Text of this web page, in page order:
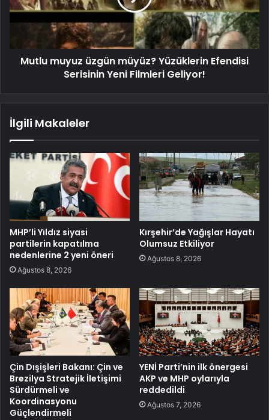
Mutlu muyuz üzgün müyüz? Yüzüklerin Efendisi
Serisinin Yeni Filmleri Geliyor!
İlgili Makaleler
MHP’li Yıldız siyasi
partilerin kapatılma
nedenlerine 2 yeni öneri
Ağustos 8, 2026
Kırşehir’de Yağışlar Hayatı
Olumsuz Etkiliyor
Ağustos 8, 2026
Çin Dışişleri Bakanı: Çin ve
Brezilya Stratejik İletişimi
Sürdürmeli ve
Koordinasyonu
Güçlendirmeli
YENİ Parti’nin ilk önergesi
AKP ve MHP oylarıyla
reddedildi
Ağustos 7, 2026